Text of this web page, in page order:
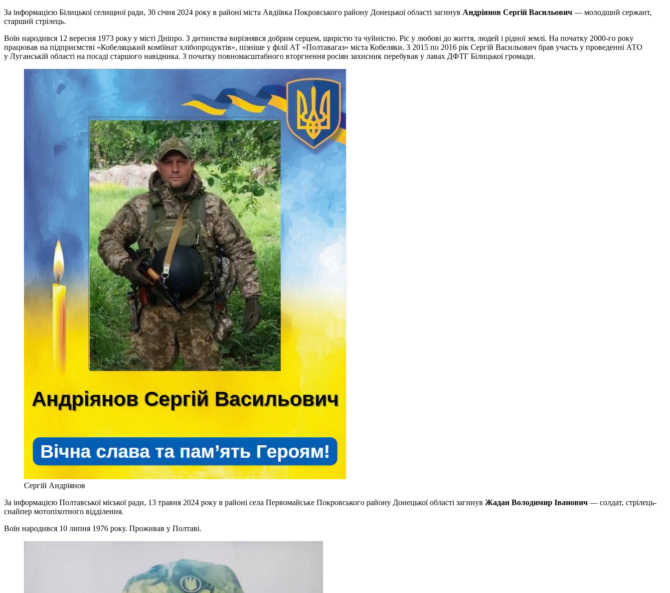
За інформацією Білицької селищної ради, 30 січня 2024 року в районі міста Авдіївка Покровського району Донецької області загинув Андріянов Сергій Васильович — молодший сержант,
старший стрілець.
Воїн народився 12 вересня 1973 року у місті Дніпро. З дитинства вирізнявся добрим серцем, щирістю та чуйністю. Ріс у любові до життя, людей і рідної землі. На початку 2000-го року
працював на підприємстві «Кобеляцький комбінат хлібопродуктів», пізніше у філії АТ «Полтавагаз» міста Кобеляки. З 2015 по 2016 рік Сергій Васильович брав участь у проведенні АТО
у Луганській області на посаді старшого навідника. З початку повномасштабного вторгнення росіян захисник перебував у лавах ДФТГ Білицької громади.
Сергій Андріянов
За інформацією Полтавської міської ради, 13 травня 2024 року в районі села Первомайське Покровського району Донецької області загинув Жадан Володимир Іванович — солдат, стрілець-
снайпер мотопіхотного відділення.
Воїн народився 10 липня 1976 року. Проживав у Полтаві.